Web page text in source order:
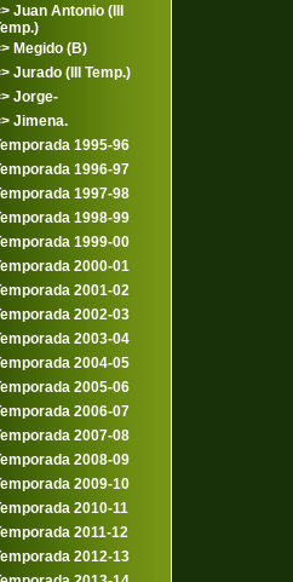
Juan Antonio (III
Megido (B)
Jurado (III Temp.)
Jorge-
Jimena.
1995-96
1996-97
1997-98
1998-99
1999-00
2000-01
2001-02
2002-03
2003-04
2004-05
2005-06
2006-07
2007-08
2008-09
2009-10
2010-11
2011-12
2012-13